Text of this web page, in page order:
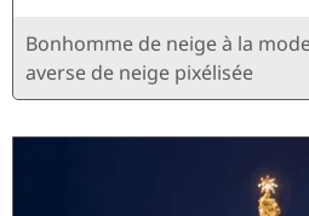
Bonhomme de neige à la
averse de neige pixélisée